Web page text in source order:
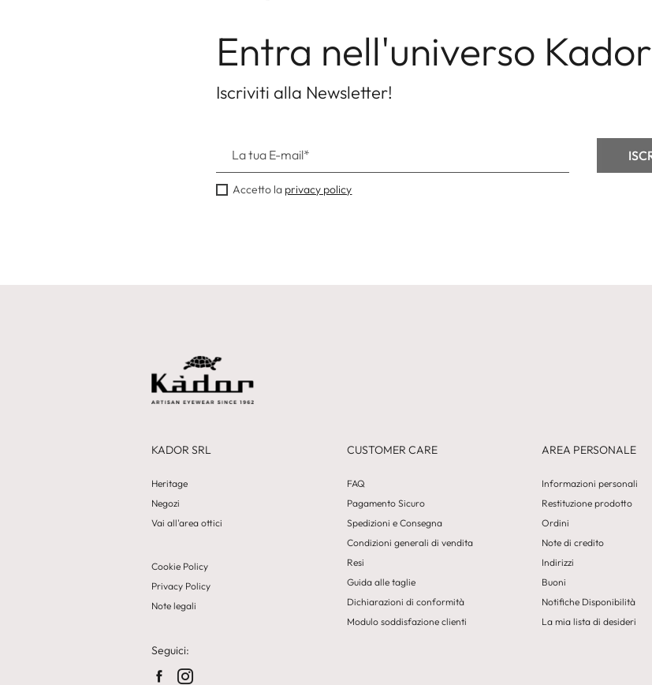
Entra nell'universo Kador
Iscriviti alla Newsletter!
Accetto la privacy policy
KADOR SRL
Heritage
Negozi
Vai all'area ottici
Cookie Policy
Privacy Policy
Note legali
Seguici:
CUSTOMER CARE
FAQ
Pagamento Sicuro
Spedizioni e Consegna
Condizioni generali di vendita
Resi
Guida alle taglie
Dichiarazioni di conformità
Modulo soddisfazione clienti
AREA PERSONALE
Informazioni personali
Restituzione prodotto
Ordini
Note di credito
Indirizzi
Buoni
Notifiche Disponibilità
La mia lista di desideri